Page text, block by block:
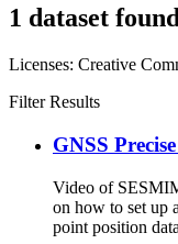
1 dataset
Licenses: Creative
Filter Results
GNSS
Video of
on how to set up
point position